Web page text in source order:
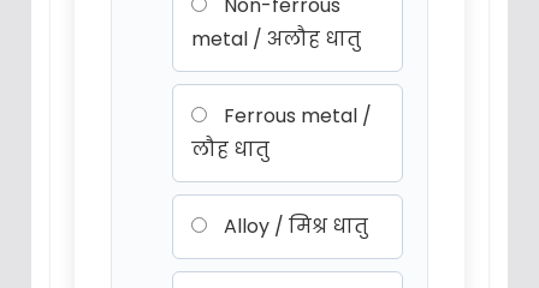
metal / अलौह धातु
Ferrous metal /
लौह धातु
Alloy / मिश्र धातु